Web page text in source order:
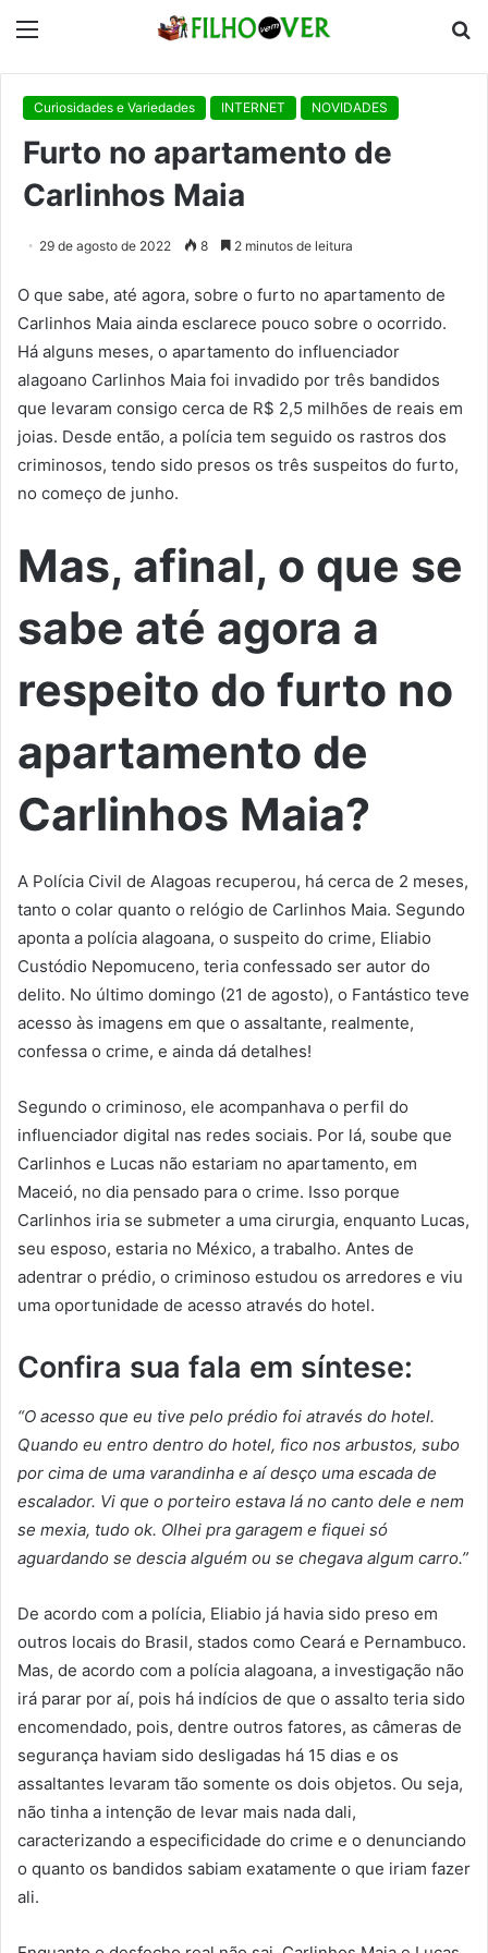
Menu
Curiosidades e Variedades INTERNET NOVIDADES
Furto no apartamento de
Carlinhos Maia
29 de agosto de 2022 8 2 minutos de leitura
O que sabe, até agora, sobre o furto no apartamento de
Carlinhos Maia ainda esclarece pouco sobre o ocorrido.
Há alguns meses, o apartamento do influenciador
alagoano Carlinhos Maia foi invadido por três bandidos
que levaram consigo cerca de R$ 2,5 milhões de reais em
joias. Desde então, a polícia tem seguido os rastros dos
criminosos, tendo sido presos os três suspeitos do furto,
no começo de junho.
Mas, afinal, o que se
sabe até agora a
respeito do furto no
apartamento de
Carlinhos Maia?
A Polícia Civil de Alagoas recuperou, há cerca de 2 meses,
tanto o colar quanto o relógio de Carlinhos Maia. Segundo
aponta a polícia alagoana, o suspeito do crime, Eliabio
Custódio Nepomuceno, teria confessado ser autor do
delito. No último domingo (21 de agosto), o Fantástico teve
acesso às imagens em que o assaltante, realmente,
confessa o crime, e ainda dá detalhes!
Segundo o criminoso, ele acompanhava o perfil do
influenciador digital nas redes sociais. Por lá, soube que
Carlinhos e Lucas não estariam no apartamento, em
Maceió, no dia pensado para o crime. Isso porque
Carlinhos iria se submeter a uma cirurgia, enquanto Lucas,
seu esposo, estaria no México, a trabalho. Antes de
adentrar o prédio, o criminoso estudou os arredores e viu
uma oportunidade de acesso através do hotel.
Confira sua fala em síntese:
“O acesso que eu tive pelo prédio foi através do hotel.
Quando eu entro dentro do hotel, fico nos arbustos, subo
por cima de uma varandinha e aí desço uma escada de
escalador. Vi que o porteiro estava lá no canto dele e nem
se mexia, tudo ok. Olhei pra garagem e fiquei só
aguardando se descia alguém ou se chegava algum carro.”
De acordo com a polícia, Eliabio já havia sido preso em
outros locais do Brasil, stados como Ceará e Pernambuco.
Mas, de acordo com a polícia alagoana, a investigação não
irá parar por aí, pois há indícios de que o assalto teria sido
encomendado, pois, dentre outros fatores, as câmeras de
segurança haviam sido desligadas há 15 dias e os
assaltantes levaram tão somente os dois objetos. Ou seja,
não tinha a intenção de levar mais nada dali,
caracterizando a especificidade do crime e o denunciando
o quanto os bandidos sabiam exatamente o que iriam fazer
ali.